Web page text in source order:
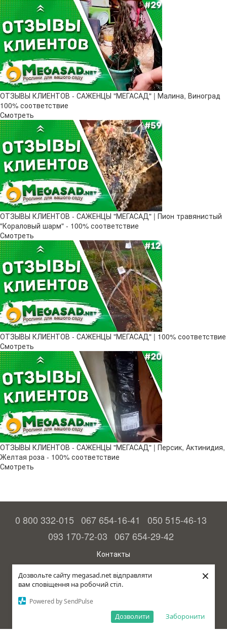
Дозвольте сайту megasad.net відправляти
вам сповіщення на робочий стіл.
Powered by SendPulse
Заборонити
Дозволити
×
ОТЗЫВЫ КЛИЕНТОВ - САЖЕНЦЫ "МЕГАСАД" | Малина, Виноград
100% соответствие
Смотреть
ОТЗЫВЫ КЛИЕНТОВ - САЖЕНЦЫ "МЕГАСАД" | Пион травянистый
"Кораловый шарм" - 100% соответствие
Смотреть
ОТЗЫВЫ КЛИЕНТОВ - САЖЕНЦЫ "МЕГАСАД" | 100% соответствие
Смотреть
ОТЗЫВЫ КЛИЕНТОВ - САЖЕНЦЫ "МЕГАСАД" | Персик, Актинидия,
Желтая роза - 100% соответствие
Смотреть
0 800 332-015 067 654-16-41
050 515-46-13
093 170-72-03 067 654-29-42
Контакты
Полная версия сайта
© 2015—2026
Megasad - гарантия высокого урожая
Укр